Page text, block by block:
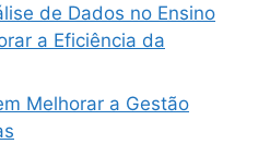
de Dados no Ensino
a Eficiência da
Melhorar a Gestão